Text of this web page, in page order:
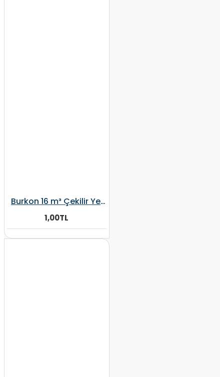
Burkon 16 m³ Çekilir Yem Karma Makinesi Fiyat Alınız
1,00TL